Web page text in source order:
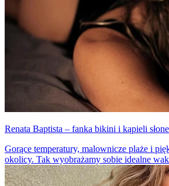
Renata Baptista – fanka bikini i kąpieli
Gorące temperatury, malownicze plaże i
okolicy. Tak wyobrażamy sobie idealne
szaro za oknem, uciekamy myślami do
na Renatę, chętnie znaleźlibyśmy się teraz